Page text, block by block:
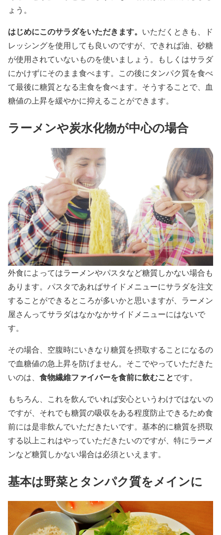
ょう。
はじめにこのサラダをいただきます。 いただくときも、ド
レッシングを使用しても良いのですが、できれば油、砂糖
が使用されていないものを使いましょう。もしくはサラダ
にかけずにそのまま食べます。この後にタンパク質を食べ
て最後に糖質となる主食を食べます。そうすることで、血
糖値の上昇を緩やかに抑えることができます。
ラーメンや炭水化物が中心の場合
外食によってはラーメンやパスタなど糖質しかない場合も
あります。パスタであればサイドメニューにサラダを注文
することができるところが多いかと思いますが、ラーメン
屋さんってサラダはなかなかサイドメニューにはないで
す。
その場合、空腹時にいきなり糖質を摂取することになるの
で血糖値の急上昇を防げません。そこでやっていただきた
いのは、 食物繊維ファイバーを食前に飲むことです。
もちろん、これを飲んでいれば安心というわけではないの
ですが、それでも糖質の吸収をある程度防止できるため食
前には是非飲んでいただきたいです。基本的に糖質を摂取
する以上これはやっていただきたいのですが、特にラーメ
ンなど糖質しかない場合は必須といえます。
基本は野菜とタンパク質をメインに